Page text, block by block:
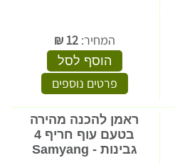
המחיר:12
₪
הוסף לסל
פרטים נוספים
ראמן להכנה מהירה
בטעם עוף חריף 4
גבינות - Samyang